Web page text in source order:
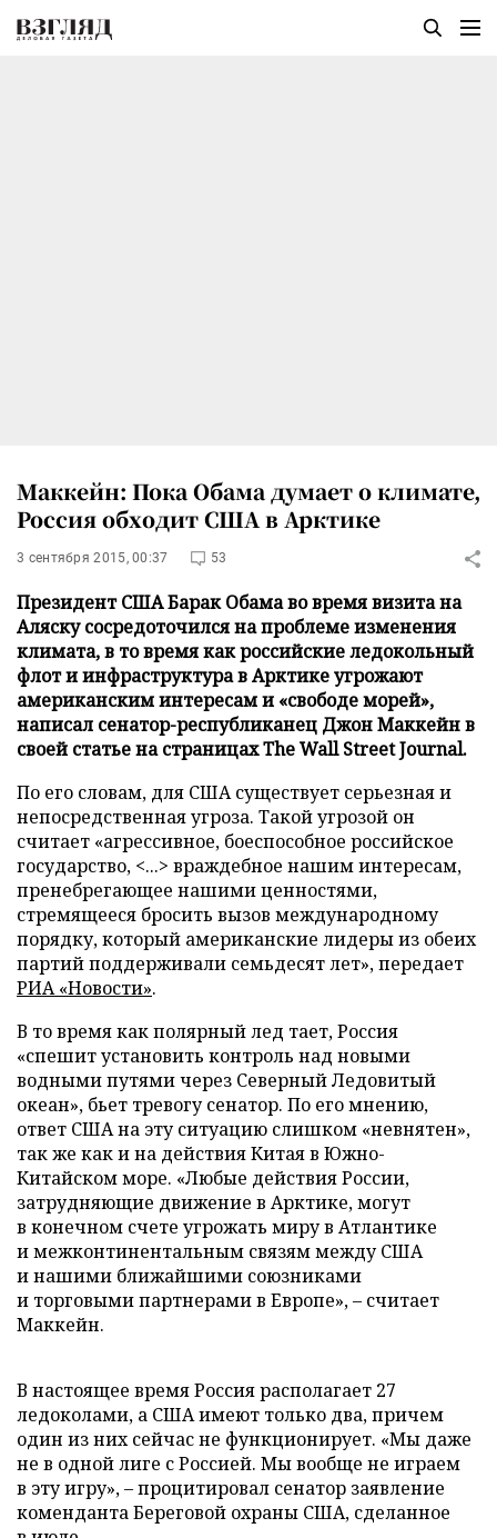
Маккейн: Пока Обама думает о климате,
Россия обходит США в Арктике
3 сентября 2015, 00:37 53
Президент США Барак Обама во время визита на
Аляску сосредоточился на проблеме изменения
климата, в то время как российские ледокольный
флот и инфраструктура в Арктике угрожают
американским интересам и «свободе морей»,
написал сенатор-республиканец Джон Маккейн в
своей статье на страницах The Wall Street Journal.
По его словам, для США существует серьезная и
непосредственная угроза. Такой угрозой он
считает «агрессивное, боеспособное российское
государство, <...> враждебное нашим интересам,
пренебрегающее нашими ценностями,
стремящееся бросить вызов международному
порядку, который американские лидеры из обеих
партий поддерживали семьдесят лет», передает
РИА «Новости».
В то время как полярный лед тает, Россия
«спешит установить контроль над новыми
водными путями через Северный Ледовитый
океан», бьет тревогу сенатор. По его мнению,
ответ США на эту ситуацию слишком «невнятен»,
так же как и на действия Китая в Южно-
Китайском море. «Любые действия России,
затрудняющие движение в Арктике, могут
в конечном счете угрожать миру в Атлантике
и межконтинентальным связям между США
и нашими ближайшими союзниками
и торговыми партнерами в Европе», – считает
Маккейн.
В настоящее время Россия располагает 27
ледоколами, а США имеют только два, причем
один из них сейчас не функционирует. «Мы даже
не в одной лиге с Россией. Мы вообще не играем
в эту игру», – процитировал сенатор заявление
коменданта Береговой охраны США, сделанное